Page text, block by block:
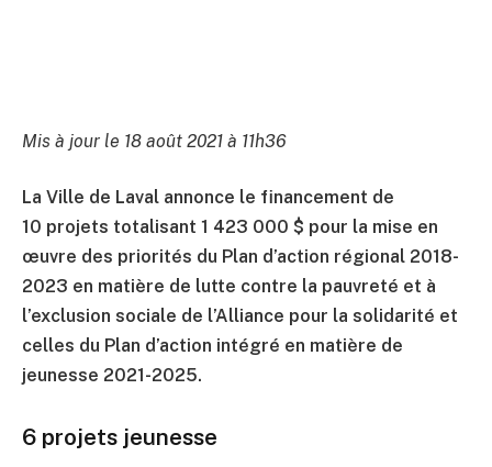
Mis à jour le 18 août 2021 à 11h36
La Ville de Laval annonce le financement de
10 projets totalisant 1 423 000 $ pour la mise en
œuvre des priorités du Plan d’action régional 2018-
2023 en matière de lutte contre la pauvreté et à
l’exclusion sociale de l’Alliance pour la solidarité et
celles du Plan d’action intégré en matière de
jeunesse 2021-2025.
6 projets jeunesse